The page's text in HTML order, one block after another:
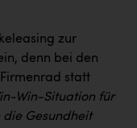
zur
denn bei den
statt
Win-Situation für
Gesundheit